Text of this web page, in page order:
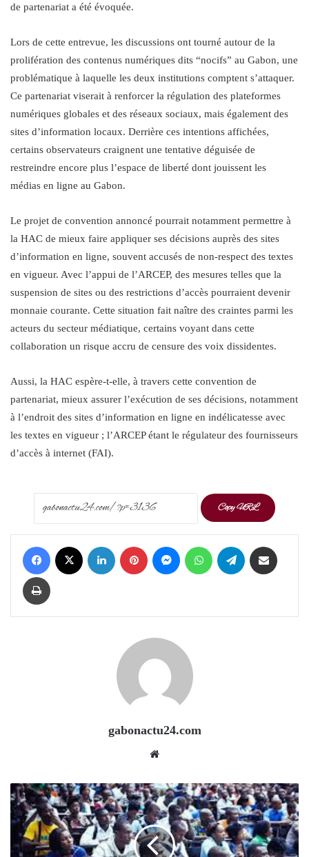
de partenariat a été évoquée.
Lors de cette entrevue, les discussions ont tourné autour de la
prolifération des contenus numériques dits “nocifs” au Gabon, une
problématique à laquelle les deux institutions comptent s’attaquer.
Ce partenariat viserait à renforcer la régulation des plateformes
numériques globales et des réseaux sociaux, mais également des
sites d’information locaux. Derrière ces intentions affichées,
certains observateurs craignent une tentative déguisée de
restreindre encore plus l’espace de liberté dont jouissent les
médias en ligne au Gabon.
Le projet de convention annoncé pourrait notamment permettre à
la HAC de mieux faire appliquer ses décisions auprès des sites
d’information en ligne, souvent accusés de non-respect des textes
en vigueur. Avec l’appui de l’ARCEP, des mesures telles que la
suspension de sites ou des restrictions d’accès pourraient devenir
monnaie courante. Cette situation fait naître des craintes parmi les
acteurs du secteur médiatique, certains voyant dans cette
collaboration un risque accru de censure des voix dissidentes.
Aussi, la HAC espère-t-elle, à travers cette convention de
partenariat, mieux assurer l’exécution de ses décisions, notamment
à l’endroit des sites d’information en ligne en indélicatesse avec
les textes en vigueur ; l’ARCEP étant le régulateur des fournisseurs
d’accès à internet (FAI).
Copy URL
Facebook LinkedIn Pinterest Messenger WhatsApp Telegram
Print
gabonactu24.com